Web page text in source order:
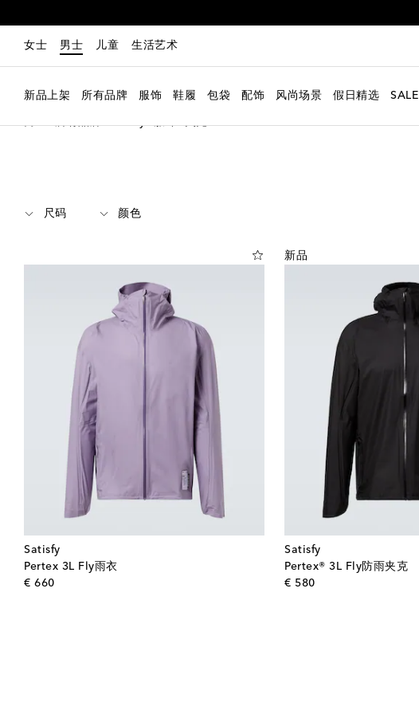
女士 男士 儿童 生活艺术
新品上架 所有品牌 服饰 鞋履 包袋 配饰 风尚场景 假日精选 SALE
尺码 颜色
Satisfy
Pertex 3L Fly雨衣
€ 660original price
新品
Satisfy
Pertex® 3L Fly防雨夹克
€ 580original price